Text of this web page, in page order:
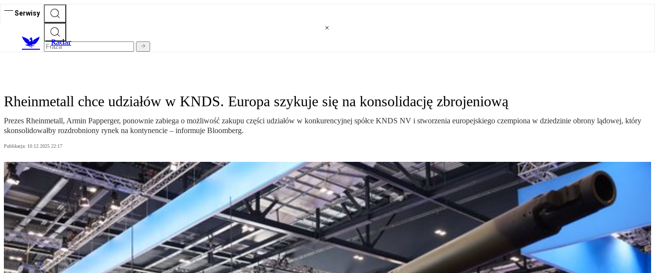
Serwisy
Radar
Rheinmetall chce udziałów w KNDS. Europa szykuje się na konsolidację zbrojeniową
Prezes Rheinmetall, Armin Papperger, ponownie zabiega o możliwość zakupu części udziałów w konkurencyjnej spółce KNDS NV i stworzenia europejskiego czempiona w dziedzinie obrony lądowej, który
skonsolidowałby rozdrobniony rynek na kontynencie – informuje Bloomberg.
Publikacja: 10.12.2025 22:17